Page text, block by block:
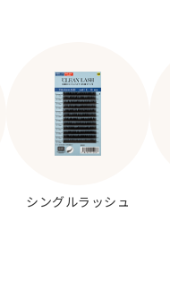
シングルラッシュ